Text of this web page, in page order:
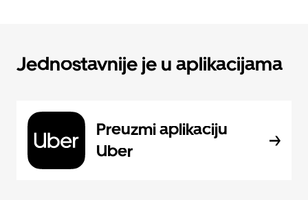
Jednostavnije je u aplikacijama
Preuzmi aplikaciju
Uber